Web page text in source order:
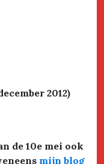
2012)
de 10e mei ook
mijn blog